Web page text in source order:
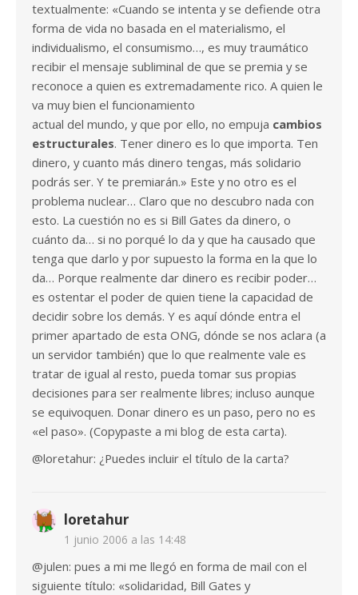
textualmente: «Cuando se intenta y se defiende otra
forma de vida no basada en el materialismo, el
individualismo, el consumismo…, es muy traumático
recibir el mensaje subliminal de que se premia y se
reconoce a quien es extremadamente rico. A quien le
va muy bien el funcionamiento
actual del mundo, y que por ello, no empuja cambios
estructurales. Tener dinero es lo que importa. Ten
dinero, y cuanto más dinero tengas, más solidario
podrás ser. Y te premiarán.» Este y no otro es el
problema nuclear… Claro que no descubro nada con
esto. La cuestión no es si Bill Gates da dinero, o
cuánto da… si no porqué lo da y que ha causado que
tenga que darlo y por supuesto la forma en la que lo
da… Porque realmente dar dinero es recibir poder…
es ostentar el poder de quien tiene la capacidad de
decidir sobre los demás. Y es aquí dónde entra el
primer apartado de esta ONG, dónde se nos aclara (a
un servidor también) que lo que realmente vale es
tratar de igual al resto, pueda tomar sus propias
decisiones para ser realmente libres; incluso aunque
se equivoquen. Donar dinero es un paso, pero no es
«el paso». (Copypaste a mi blog de esta carta).
@loretahur: ¿Puedes incluir el título de la carta?
loretahur
1 junio 2006 a las 14:48
@julen: pues a mi me llegó en forma de mail con el
siguiente título: «solidaridad, Bill Gates y